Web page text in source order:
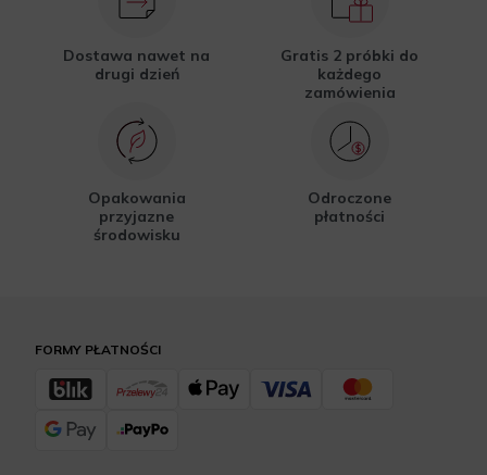
Dostawa nawet na
drugi dzień
Gratis 2 próbki do
każdego
zamówienia
Opakowania
przyjazne
środowisku
Odroczone
płatności
FORMY PŁATNOŚCI